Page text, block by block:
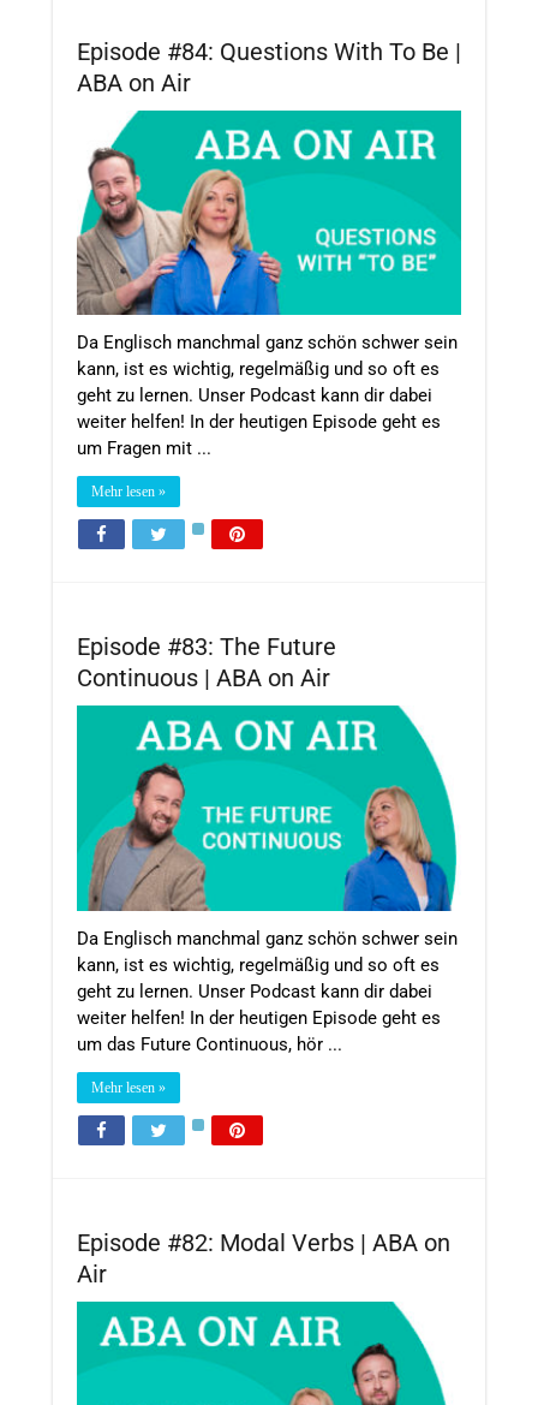
Episode #84: Questions With To Be |
ABA on Air
Da Englisch manchmal ganz schön schwer sein
kann, ist es wichtig, regelmäßig und so oft es
geht zu lernen. Unser Podcast kann dir dabei
weiter helfen! In der heutigen Episode geht es
um Fragen mit ...
Mehr lesen »
Episode #83: The Future
Continuous | ABA on Air
Da Englisch manchmal ganz schön schwer sein
kann, ist es wichtig, regelmäßig und so oft es
geht zu lernen. Unser Podcast kann dir dabei
weiter helfen! In der heutigen Episode geht es
um das Future Continuous, hör ...
Mehr lesen »
Episode #82: Modal Verbs | ABA on
Air